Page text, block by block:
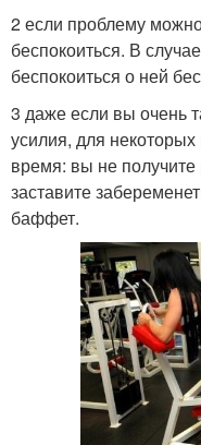
2 если проблему
беспокоиться. В
беспокоиться о ней
3 даже если вы очень
усилия, для некоторых
время: вы не
заставите
баффет.